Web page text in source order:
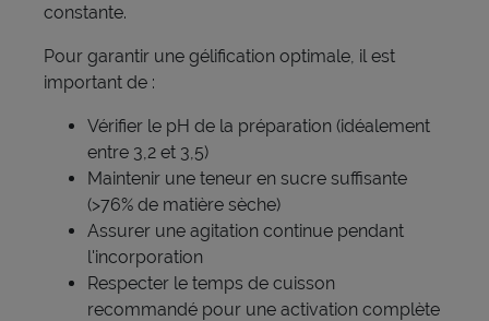
constante.
Pour garantir une gélification optimale, il est
important de :
Vérifier le pH de la préparation (idéalement
entre 3,2 et 3,5)
Maintenir une teneur en sucre suffisante
(>76% de matière sèche)
Assurer une agitation continue pendant
l'incorporation
Respecter le temps de cuisson
recommandé pour une activation complète